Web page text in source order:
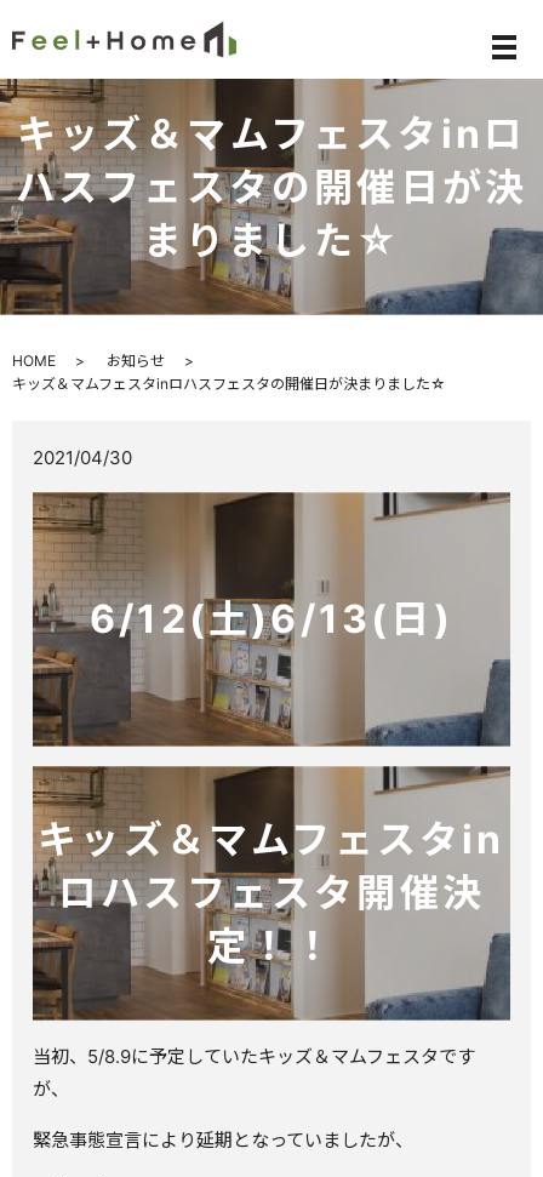
メ
キッズ＆マムフェスタinロ
ハスフェスタの開催日が決
まりました☆
HOME
お知らせ
キッズ＆マムフェスタinロハスフェスタの開催日が決まりました☆
2021/04/30
6/12(土)6/13(日)
キッズ＆マムフェスタin
ロハスフェスタ開催決
定！！
当初、5/8.9に予定していたキッズ＆マムフェスタです
が、
緊急事態宣言により延期となっていましたが、